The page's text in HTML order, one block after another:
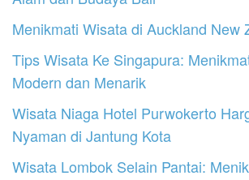
Menikmati Wisata di Auckland New
Tips Wisata Ke Singapura:
Modern dan Menarik
Wisata Niaga Hotel Purwokerto
Nyaman di Jantung Kota
Wisata Lombok Selain Pantai: